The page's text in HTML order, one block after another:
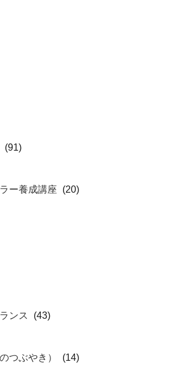
(91)
ー養成講座 (20)
ンス (43)
つぶやき） (14)